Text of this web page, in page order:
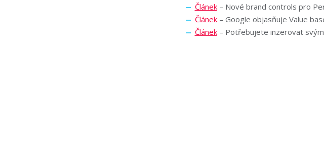
Článek– Nové brand controls pro
Článek– Google objasňuje Value
Článek– Potřebujete inzerovat svým